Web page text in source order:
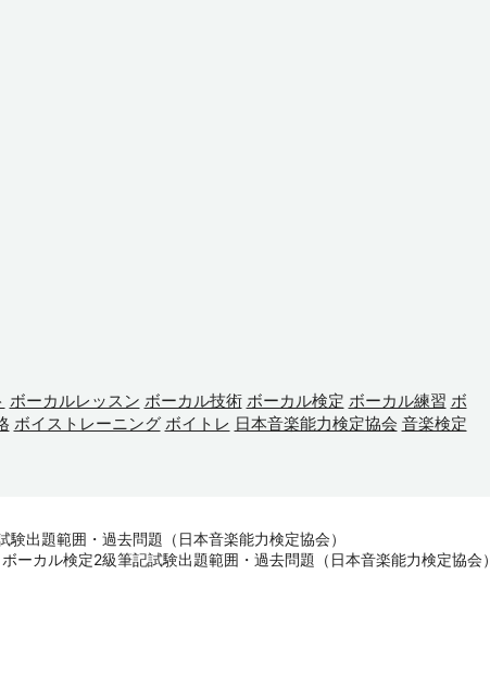
ボーカルレッスン ボーカル技術 ボーカル検定 ボーカル練習 ボ
ボイストレーニング ボイトレ 日本音楽能力検定協会 音楽検定
出題範囲・過去問題（日本音楽能力検定協会）
ーカル検定2級筆記試験出題範囲・過去問題（日本音楽能力検定協会）